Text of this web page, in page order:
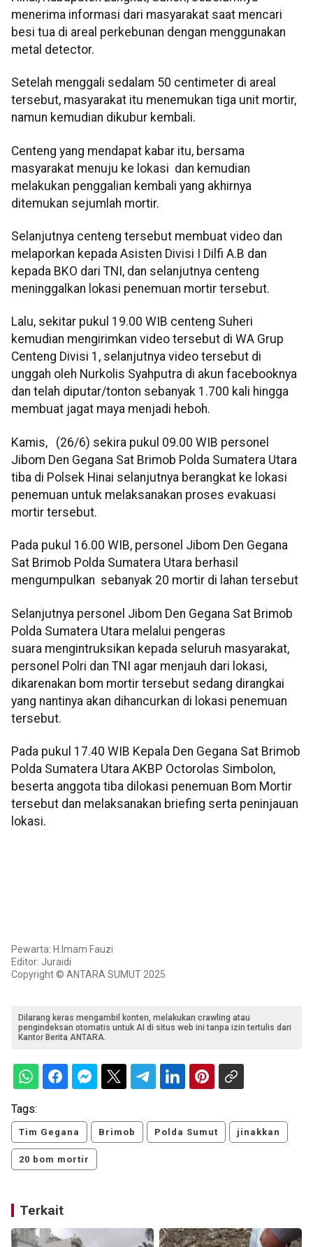
menerima informasi dari masyarakat saat mencari
besi tua di areal perkebunan dengan menggunakan
metal detector.
Setelah menggali sedalam 50 centimeter di areal
tersebut, masyarakat itu menemukan tiga unit mortir,
namun kemudian dikubur kembali.
Centeng yang mendapat kabar itu, bersama
masyarakat menuju ke lokasi dan kemudian
melakukan penggalian kembali yang akhirnya
ditemukan sejumlah mortir.
Selanjutnya centeng tersebut membuat video dan
melaporkan kepada Asisten Divisi I Dilfi A.B dan
kepada BKO dari TNI, dan selanjutnya centeng
meninggalkan lokasi penemuan mortir tersebut.
Lalu, sekitar pukul 19.00 WIB centeng Suheri
kemudian mengirimkan video tersebut di WA Grup
Centeng Divisi 1, selanjutnya video tersebut di
unggah oleh Nurkolis Syahputra di akun facebooknya
dan telah diputar/tonton sebanyak 1.700 kali hingga
membuat jagat maya menjadi heboh.
Kamis, (26/6) sekira pukul 09.00 WIB personel
Jibom Den Gegana Sat Brimob Polda Sumatera Utara
tiba di Polsek Hinai selanjutnya berangkat ke lokasi
penemuan untuk melaksanakan proses evakuasi
mortir tersebut.
Pada pukul 16.00 WIB, personel Jibom Den Gegana
Sat Brimob Polda Sumatera Utara berhasil
mengumpulkan sebanyak 20 mortir di lahan tersebut
Selanjutnya personel Jibom Den Gegana Sat Brimob
Polda Sumatera Utara melalui pengeras
suara mengintruksikan kepada seluruh masyarakat,
personel Polri dan TNI agar menjauh dari lokasi,
dikarenakan bom mortir tersebut sedang dirangkai
yang nantinya akan dihancurkan di lokasi penemuan
tersebut.
Pada pukul 17.40 WIB Kepala Den Gegana Sat Brimob
Polda Sumatera Utara AKBP Octorolas Simbolon,
beserta anggota tiba dilokasi penemuan Bom Mortir
tersebut dan melaksanakan briefing serta peninjauan
lokasi.
Pewarta: H.Imam Fauzi
Editor: Juraidi
Copyright © ANTARA SUMUT 2025
Dilarang keras mengambil konten, melakukan crawling atau
pengindeksan otomatis untuk AI di situs web ini tanpa izin tertulis dari
Kantor Berita ANTARA.
Tags:
Tim Gegana Brimob Polda Sumut jinakkan
20 bom mortir
Terkait